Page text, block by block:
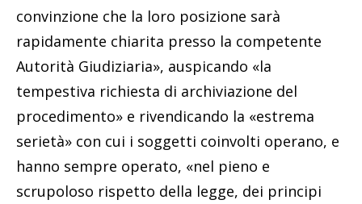
convinzione che la loro posizione sarà
rapidamente chiarita presso la competente
Autorità Giudiziaria», auspicando «la
tempestiva richiesta di archiviazione del
procedimento» e rivendicando la «estrema
serietà» con cui i soggetti coinvolti operano, e
hanno sempre operato, «nel pieno e
scrupoloso rispetto della legge, dei principi